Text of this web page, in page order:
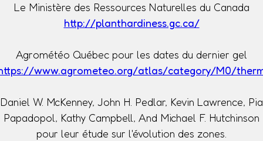
Le Ministère des Ressources Naturelles du Canada
http://planthardiness.gc.ca/
Agrométéo Québec pour les dates du dernier gel
www.agrometeo.org/atlas/category/M0/
Daniel W. McKenney, John H. Pedlar, Kevin Lawrence, Pia
Papadopol, Kathy Campbell, And Michael F. Hutchinson
pour leur étude sur l'évolution des zones.